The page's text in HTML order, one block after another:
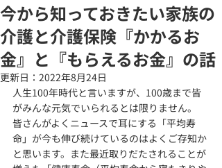
今から知っておきたい家族の
介護と介護保険『かかるお
金』と『もらえるお金』の話
更新日： 2022年8月24日
人生100年時代と言いますが、100歳まで皆
がみんな元気でいられるとは限りません。
皆さんがよくニュースで耳にする「平均寿
命」が今も伸び続けているのはよくご存知か
と思います。また最近取りだたされることが